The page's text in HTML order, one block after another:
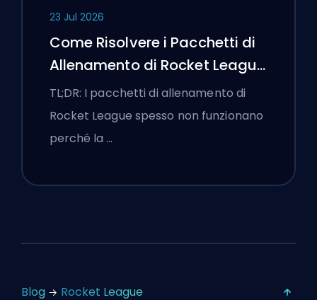
23 Jul 2026
Come Risolvere i Pacchetti di
Allenamento di Rocket League
che Non Funzionano
TL;DR: I pacchetti di allenamento di
Rocket League spesso non funzionano
perché la …
Blog Rocket League